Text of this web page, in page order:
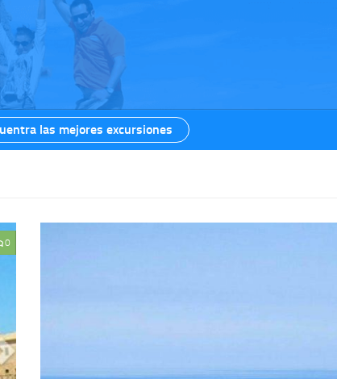
las mejores excursiones
0